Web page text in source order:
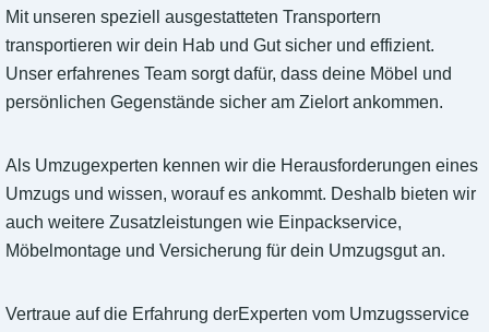
Mit unseren speziell ausgestatteten Transportern
transportieren wir dein Hab und Gut sicher und effizient.
Unser erfahrenes Team sorgt dafür, dass deine Möbel und
persönlichen Gegenstände sicher am Zielort ankommen.
Als Umzugexperten kennen wir die Herausforderungen eines
Umzugs und wissen, worauf es ankommt. Deshalb bieten wir
auch weitere Zusatzleistungen wie Einpackservice,
Möbelmontage und Versicherung für dein Umzugsgut an.
Vertraue auf die Erfahrung derExperten vom Umzugsservice